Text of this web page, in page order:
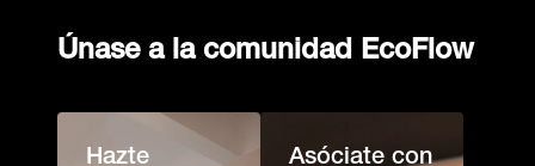
Únase a la comunidad EcoFlow
Hazte
Asóciate con